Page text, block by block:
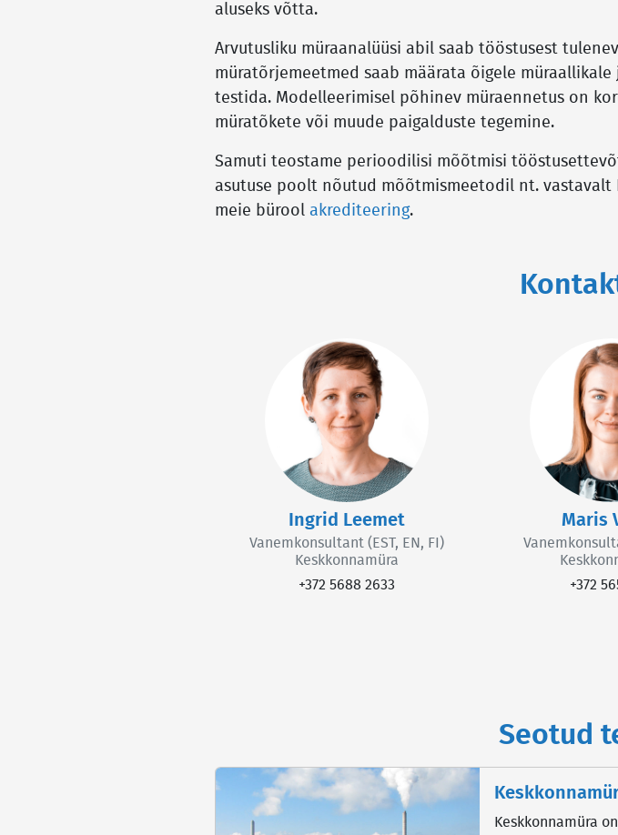
aluseks võtta.
Arvutusliku müraanalüüsi abil saab tööstusest
müratõrjemeetmed saab määrata õigele
testida. Modelleerimisel põhinev müraennetus on
müratõkete või muude paigalduste tegemine.
Samuti teostame perioodilisi mõõtmisi
asutuse poolt nõutud mõõtmismeetodil nt. vastavalt
meie bürool akrediteering.
Ingrid Leemet
Vanemkonsultant (EST, EN, FI)
Keskkonnamüra
+372 5688 2633
Maris
+372
Seotud
Keskkonnamüra